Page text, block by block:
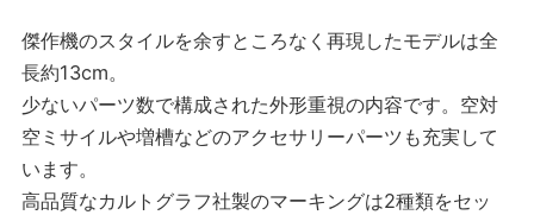
傑作機のスタイルを余すところなく再現したモデルは全
長約13cm。
少ないパーツ数で構成された外形重視の内容です。空対
空ミサイルや増槽などのアクセサリーパーツも充実して
います。
高品質なカルトグラフ社製のマーキングは2種類をセッ